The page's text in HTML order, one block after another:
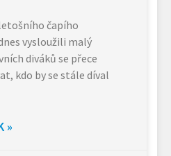
čapího
vysloužili malý
diváků se přece
kdo by se stále díval
»